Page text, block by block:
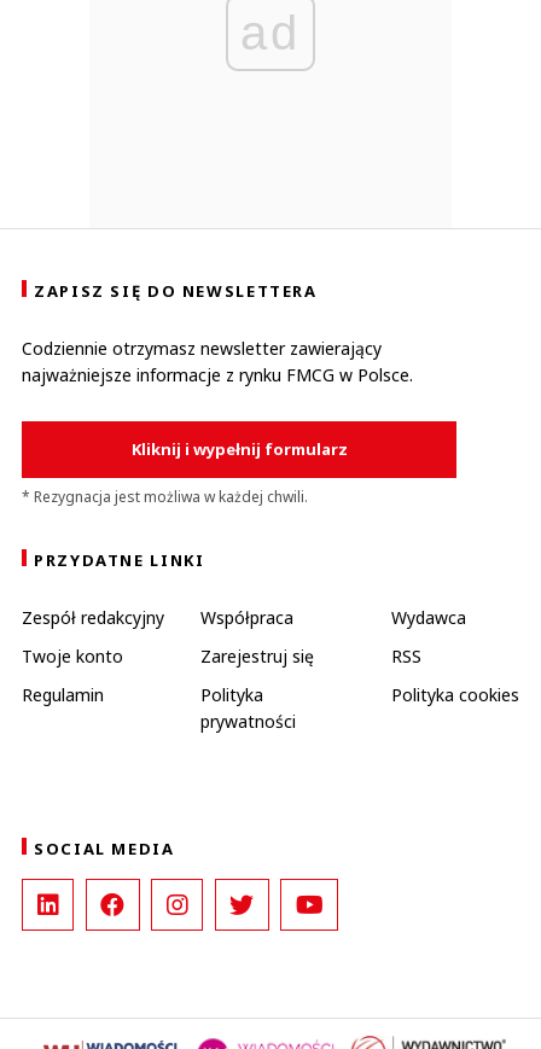
ad
ZAPISZ SIĘ DO NEWSLETTERA
Codziennie otrzymasz newsletter zawierający
najważniejsze informacje z rynku FMCG w Polsce.
Kliknij i wypełnij formularz
* Rezygnacja jest możliwa w każdej chwili.
PRZYDATNE LINKI
Zespół redakcyjny Współpraca
Wydawca
Twoje konto
Zarejestruj się
RSS
Regulamin
Polityka
prywatności
Polityka cookies
SOCIAL MEDIA